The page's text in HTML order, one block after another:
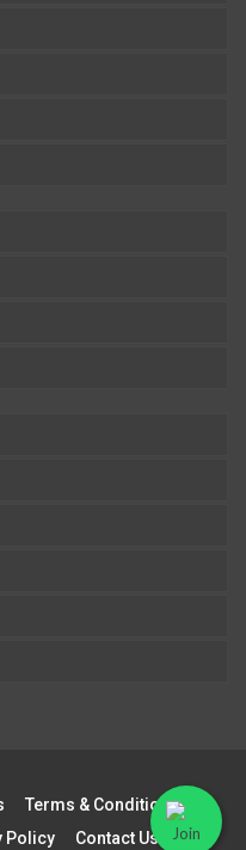
Terms & Conditions
Policy Contact Us